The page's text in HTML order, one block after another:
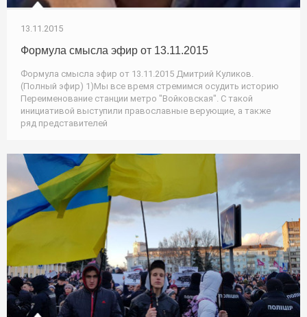
13.11.2015
Формула смысла эфир от 13.11.2015
Формула смысла эфир от 13.11.2015 Дмитрий Куликов.
(Полный эфир) 1)Мы все время стремимся осудить историю
Переименование станции метро "Войковская". С такой
инициативой выступили православные верующие, а также
ряд представителей